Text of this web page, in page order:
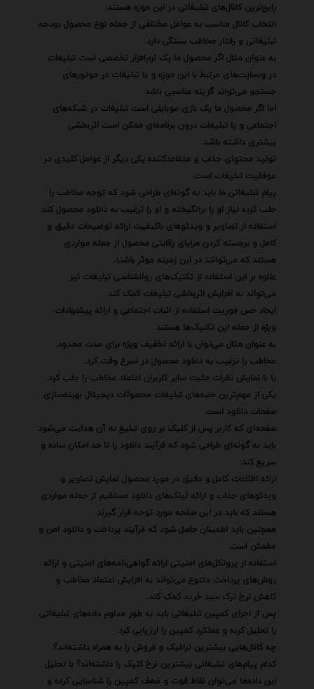
رایج‌ترین کانال‌های تبلیغاتی در این حوزه هستند.
انتخاب کانال مناسب به عوامل مختلفی از جمله نوع محصول بودجه
تبلیغاتی و رفتار مخاطب بستگی دارد.
به عنوان مثال اگر محصول ما یک نرم‌افزار تخصصی است تبلیغات
در وبسایت‌های مرتبط با این حوزه و یا تبلیغات در موتورهای
جستجو می‌تواند گزینه مناسبی باشد.
اما اگر محصول ما یک بازی موبایلی است تبلیغات در شبکه‌های
اجتماعی و یا تبلیغات درون برنامه‌ای ممکن است اثربخشی
بیشتری داشته باشد.
تولید محتوای جذاب و متقاعدکننده یکی دیگر از عوامل کلیدی در
موفقیت تبلیغات است.
پیام تبلیغاتی ما باید به گونه‌ای طراحی شود که توجه مخاطب را
جلب کرده نیاز او را برانگیخته و او را ترغیب به دانلود محصول کند.
استفاده از تصاویر و ویدئوهای باکیفیت ارائه توضیحات دقیق و
کامل و برجسته کردن مزایای رقابتی محصول از جمله مواردی
هستند که می‌توانند در این زمینه موثر باشند.
علاوه بر این استفاده از تکنیک‌های روانشناسی تبلیغات نیز
می‌تواند به افزایش اثربخشی تبلیغات کمک کند.
ایجاد حس فوریت استفاده از اثبات اجتماعی و ارائه پیشنهادات
ویژه از جمله این تکنیک‌ها هستند.
به عنوان مثال می‌توان با ارائه تخفیف ویژه برای مدت محدود
مخاطب را ترغیب به دانلود محصول در اسرع وقت کرد.
یا با نمایش نظرات مثبت سایر کاربران اعتماد مخاطب را جلب کرد.
یکی از مهم‌ترین جنبه‌های تبلیغات محصولات دیجیتال بهینه‌سازی
صفحات دانلود است.
صفحه‌ای که کاربر پس از کلیک بر روی تبلیغ به آن هدایت می‌شود
باید به گونه‌ای طراحی شود که فرآیند دانلود را تا حد امکان ساده و
سریع کند.
ارائه اطلاعات کامل و دقیق در مورد محصول نمایش تصاویر و
ویدئوهای جذاب و ارائه لینک‌های دانلود مستقیم از جمله مواردی
هستند که باید در این صفحه مورد توجه قرار گیرند.
همچنین باید اطمینان حاصل شود که فرآیند پرداخت و دانلود امن و
مطمئن است.
استفاده از پروتکل‌های امنیتی ارائه گواهی‌نامه‌های امنیتی و ارائه
روش‌های پرداخت متنوع می‌تواند به افزایش اعتماد مخاطب و
کاهش نرخ ترک سبد خرید کمک کند.
پس از اجرای کمپین تبلیغاتی باید به طور مداوم داده‌های تبلیغاتی
را تحلیل کرده و عملکرد کمپین را ارزیابی کرد.
چه کانال‌هایی بیشترین ترافیک و فروش را به همراه داشته‌اند؟
کدام پیام‌های تبلیغاتی بیشترین نرخ کلیک را داشته‌اند؟ با تحلیل
این داده‌ها می‌توان نقاط قوت و ضعف کمپین را شناسایی کرده و